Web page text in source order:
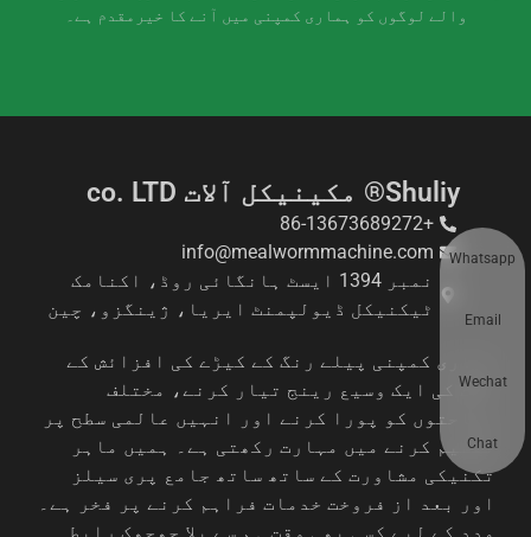
والے لوگوں کو ہماری کمپنی میں آنے کا خیرمقدم ہے۔
Shuliy® مکینیکل آلات co. LTD
+86-13673689272
info@mealwormmachine.com
نمبر 1394 ایسٹ ہانگائی روڈ، اکنامک
ٹیکنیکل ڈیولپمنٹ ایریا، ژینگزو، چین
ہماری کمپنی پیلے رنگ کے کیڑے کی افزائش کے
آلات کی ایک وسیع رینج تیار کرنے، مختلف
وضاحتوں کو پورا کرنے اور انہیں عالمی سطح پر
تقسیم کرنے میں مہارت رکھتی ہے۔ ہمیں ماہر
تکنیکی مشاورت کے ساتھ ساتھ جامع پری سیلز
اور بعد از فروخت خدمات فراہم کرنے پر فخر ہے۔
مدد کے لیے کسی بھی وقت ہم سے بلا جھجھک رابطہ
Whatsapp
Email
Wechat
Chat